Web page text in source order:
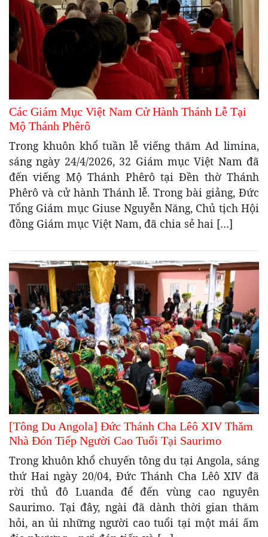
Các Giám Mục Việt Nam Cử Hành Thánh Lễ Tại
Mộ Thánh Phêrô
Trong khuôn khổ tuần lễ viếng thăm Ad limina,
sáng ngày 24/4/2026, 32 Giám mục Việt Nam đã
đến viếng Mộ Thánh Phêrô tại Đền thờ Thánh
Phêrô và cử hành Thánh lễ. Trong bài giảng, Đức
Tổng Giám mục Giuse Nguyễn Năng, Chủ tịch Hội
đồng Giám mục Việt Nam, đã chia sẻ hai […]
[Tông Du Angola] Đức Thánh Cha Lêô XIV Thăm
Nhà Đón Tiếp Người Cao Tuổi Tại Saurimo
Trong khuôn khổ chuyến tông du tại Angola, sáng
thứ Hai ngày 20/04, Đức Thánh Cha Lêô XIV đã
rời thủ đô Luanda để đến vùng cao nguyên
Saurimo. Tại đây, ngài đã dành thời gian thăm
hỏi, an ủi những người cao tuổi tại một mái ấm